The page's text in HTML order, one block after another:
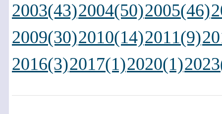
2003(43)2004(50)2005(46)
2009(30)2010(14)2011(9)
2016(3)2017(1)2020(1)